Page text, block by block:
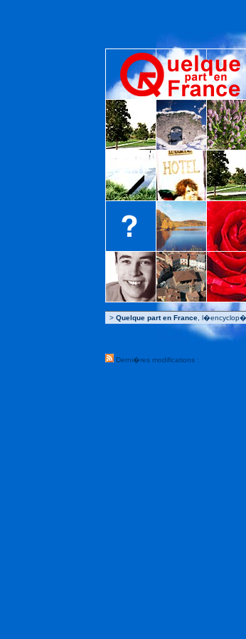
> Quelque part en France,
Derni�res modifications :